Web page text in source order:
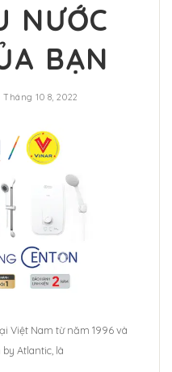
NƯỚC
BẠN
Tháng 10 8, 2022
Việt Nam từ năm 1996 và
Atlantic, là